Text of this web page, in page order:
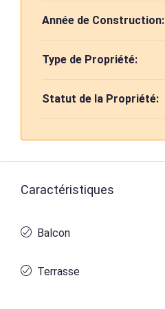
Année de Construction:
Type de Propriété:
Statut de la Propriété:
Caractéristiques
Balcon
Terrasse